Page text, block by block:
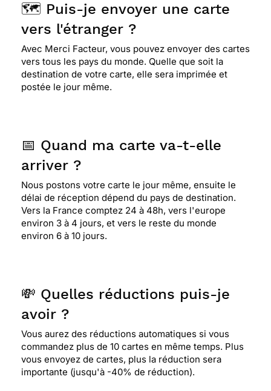
🗺️ Puis-je envoyer une carte
vers l'étranger ?
Avec Merci Facteur, vous pouvez envoyer des cartes
vers tous les pays du monde. Quelle que soit la
destination de votre carte, elle sera imprimée et
postée le jour même.
📅 Quand ma carte va-t-elle
arriver ?
Nous postons votre carte le jour même, ensuite le
délai de réception dépend du pays de destination.
Vers la France comptez 24 à 48h, vers l'europe
environ 3 à 4 jours, et vers le reste du monde
environ 6 à 10 jours.
💸 Quelles réductions puis-je
avoir ?
Vous aurez des réductions automatiques si vous
commandez plus de 10 cartes en même temps. Plus
vous envoyez de cartes, plus la réduction sera
importante (jusqu'à -40% de réduction).